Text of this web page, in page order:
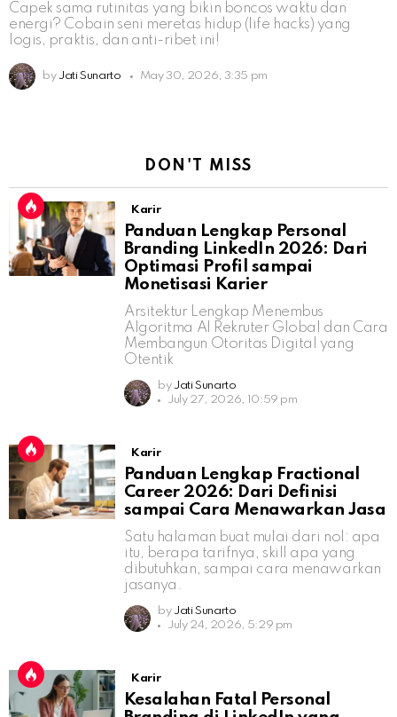
Capek sama rutinitas yang bikin boncos waktu dan
energi? Cobain seni meretas hidup (life hacks) yang
logis, praktis, dan anti-ribet ini!
by Jati Sunarto May 30, 2026, 3:35 pm
DON'T MISS
Karir
Panduan Lengkap Personal
Branding LinkedIn 2026: Dari
Optimasi Profil sampai
Monetisasi Karier
Arsitektur Lengkap Menembus
Algoritma AI Rekruter Global dan Cara
Membangun Otoritas Digital yang
Otentik
by Jati Sunarto
July 27, 2026, 10:59 pm
Karir
Panduan Lengkap Fractional
Career 2026: Dari Definisi
sampai Cara Menawarkan Jasa
Satu halaman buat mulai dari nol: apa
itu, berapa tarifnya, skill apa yang
dibutuhkan, sampai cara menawarkan
jasanya.
by Jati Sunarto
July 24, 2026, 5:29 pm
Karir
Kesalahan Fatal Personal